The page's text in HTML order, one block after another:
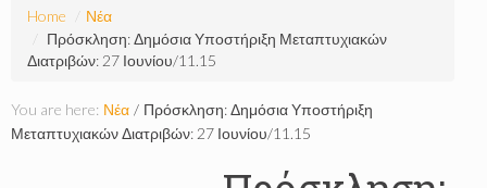
Home / Νέα
/ Πρόσκληση: Δημόσια Υποστήριξη Μεταπτυχιακών
Διατριβών: 27 Ιουνίου/11.15
You are here: Νέα / Πρόσκληση: Δημόσια Υποστήριξη
Μεταπτυχιακών Διατριβών: 27 Ιουνίου/11.15